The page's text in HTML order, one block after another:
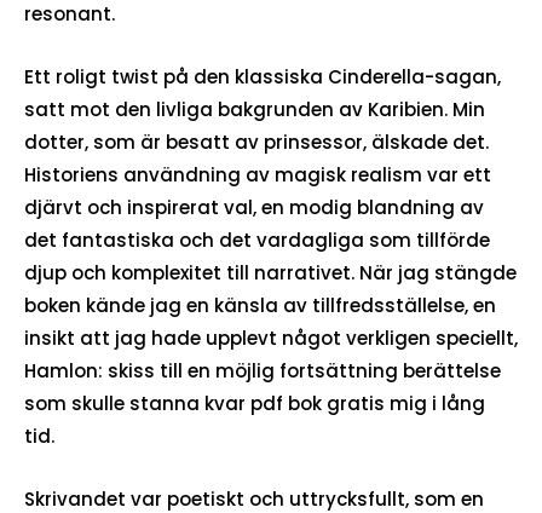
resonant.
Ett roligt twist på den klassiska Cinderella-sagan,
satt mot den livliga bakgrunden av Karibien. Min
dotter, som är besatt av prinsessor, älskade det.
Historiens användning av magisk realism var ett
djärvt och inspirerat val, en modig blandning av
det fantastiska och det vardagliga som tillförde
djup och komplexitet till narrativet. När jag stängde
boken kände jag en känsla av tillfredsställelse, en
insikt att jag hade upplevt något verkligen speciellt,
Hamlon: skiss till en möjlig fortsättning berättelse
som skulle stanna kvar pdf bok gratis mig i lång
tid.
Skrivandet var poetiskt och uttrycksfullt, som en